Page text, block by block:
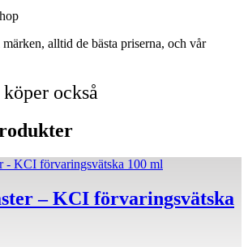
alltid de bästa priserna, och vår
också
– KCI förvaringsvätska